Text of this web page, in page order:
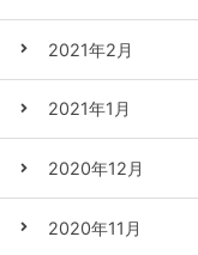
2021年2月
2021年1月
2020年12月
2020年11月